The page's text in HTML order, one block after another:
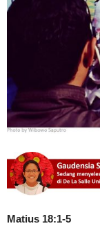
Matius 18:1-5